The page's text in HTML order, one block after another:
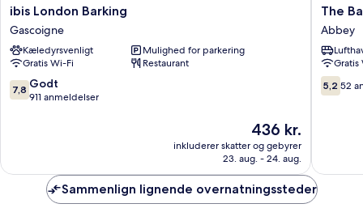
ibis
London
Barking
Gascoigne
ibis London Barking
Gascoigne
Kæledyrsvenligt
Mulighed for parkering
Gratis Wi-Fi
Restaurant
7.8
ud
7,8 Godt
911 anmeldelser
Prisen
436 kr.
436 kr.
inkluderer skatter og gebyrer
23. aug. - 24. aug.
The
Bank
Hotel
Abbey
The
Abbey
Gratis
5.2
ud
5,2 52
Sammenlign lignende overnatningssteder